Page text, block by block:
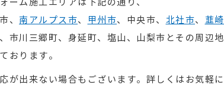
ーム施工エリアは下記の通り、
、 南アルプス市、 甲州市、中央市、 北社市、 韮崎
市川三郷町、身延町、塩山、山梨市とその周辺地
おります。
が出来ない場合もございます。詳しくはお気軽に